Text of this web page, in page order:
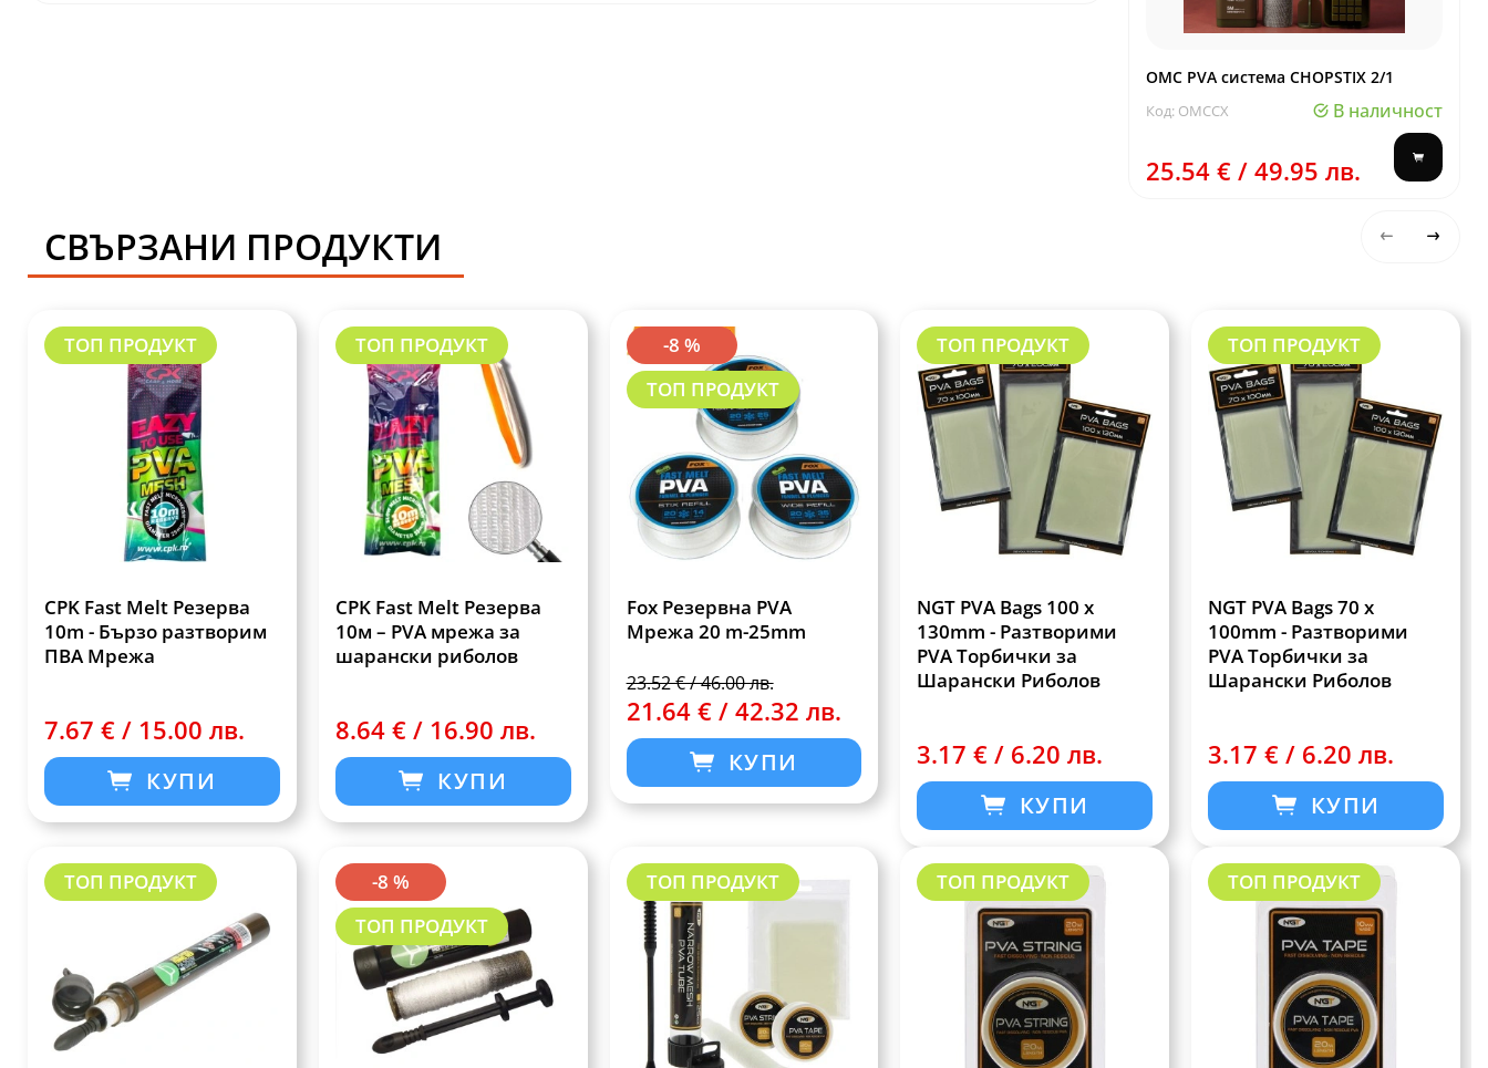
OMC PVA система CHOPSTIX 2/1
Код: OMCCX В наличност
25.54 € / 49.95 лв.
СВЪРЗАНИ ПРОДУКТИ
ТОП ПРОДУКТ
CPK Fast Melt Резерва
10m - Бързо разтворим
ПВА Мрежа
7.67 € / 15.00 лв.
КУПИ
ТОП ПРОДУКТ
CPK Fast Melt Резерва
10м – PVA мрежа за
шарански риболов
8.64 € / 16.90 лв.
КУПИ
-8 %
ТОП ПРОДУКТ
Fox Резервна PVA
Мрежа 20 m-25mm
23.52 € / 46.00 лв.
21.64 € / 42.32 лв.
КУПИ
ТОП ПРОДУКТ
NGT PVA Bags 100 x
130mm - Разтворими
PVA Торбички за
Шарански Риболов
3.17 € / 6.20 лв.
КУПИ
ТОП ПРОДУКТ
NGT PVA Bags 70 x
100mm - Разтворими
PVA Торбички за
Шарански Риболов
3.17 € / 6.20 лв.
КУПИ
ТОП ПРОДУКТ
-8 %
ТОП ПРОДУКТ
ТОП ПРОДУКТ ТОП ПРОДУКТ ТОП ПРОДУКТ